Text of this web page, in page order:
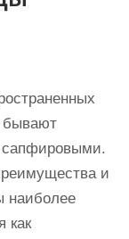
бывают
сапфировыми.
и
наиболее
как